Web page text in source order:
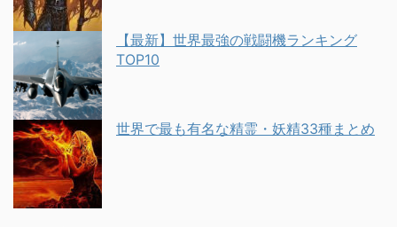
【最新】世界最強の戦闘機ランキング
TOP10
世界で最も有名な精霊・妖精33種まとめ